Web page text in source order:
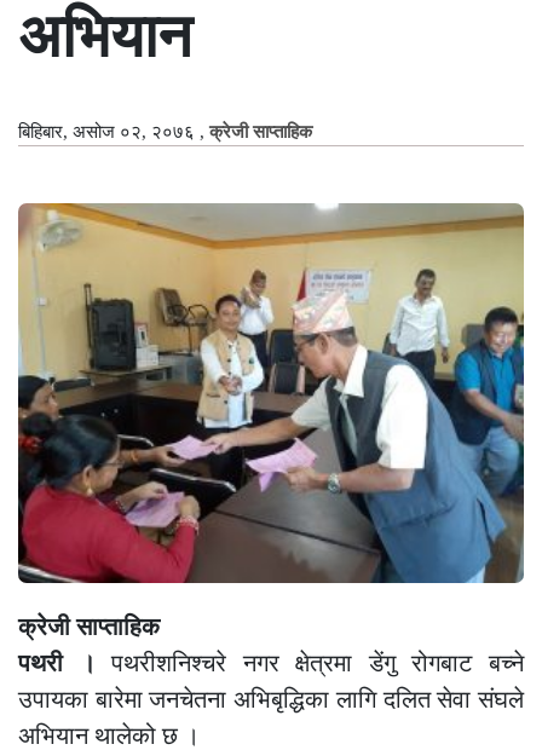
अभियान
बिहिबार, असोज ०२, २०७६ ,क्रेजी साप्ताहिक
क्रेजी साप्ताहिक
पथरी ।
पथरीशनिश्चरे नगर क्षेत्रमा डेंगु रोगबाट बच्ने
उपायका बारेमा जनचेतना अभिबृद्धिका लागि दलित सेवा संघले
अभियान थालेको छ ।